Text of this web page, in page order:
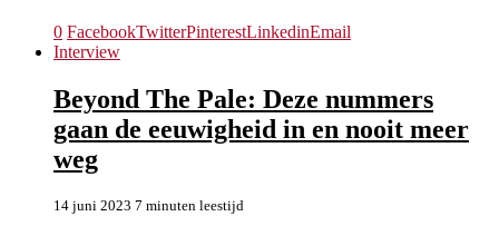
0 FacebookTwitterPinterestLinkedinEmail
Interview
Beyond The Pale: Deze nummers
gaan de eeuwigheid in en nooit meer
weg
14 juni 2023 7 minuten leestijd